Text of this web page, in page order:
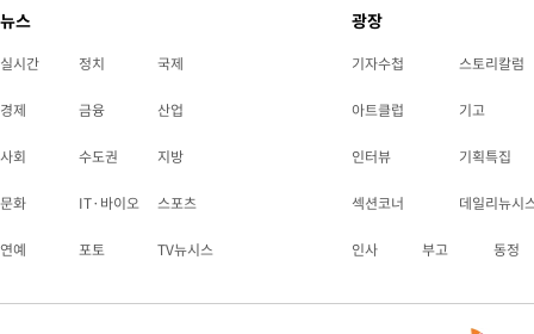
뉴스
실시간 정치 국제
경제 금융 산업
사회 수도권 지방
문화 IT·바이오 스포츠
연예 포토 TV뉴시스
광장
기자수첩 스토리칼럼
아트클럽 기고
인터뷰 기획특집
섹션코너 데일리뉴시
인사 부고 동정